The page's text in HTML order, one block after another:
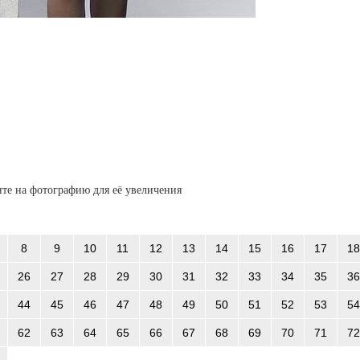
на фотографию для её увеличения
8 9 10 11 12 13 14 15 16 17 18
26 27 28 29 30 31 32 33 34 35 36
44 45 46 47 48 49 50 51 52 53 54
62 63 64 65 66 67 68 69 70 71 72